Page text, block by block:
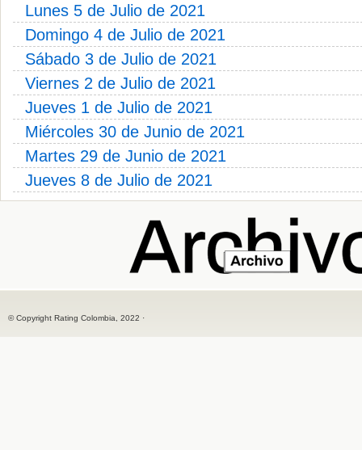
Lunes 5 de Julio de 2021
Domingo 4 de Julio de 2021
Sábado 3 de Julio de 2021
Viernes 2 de Julio de 2021
Jueves 1 de Julio de 2021
Miércoles 30 de Junio de 2021
Martes 29 de Junio de 2021
Jueves 8 de Julio de 2021
© Copyright Rating Colombia, 2022 ·